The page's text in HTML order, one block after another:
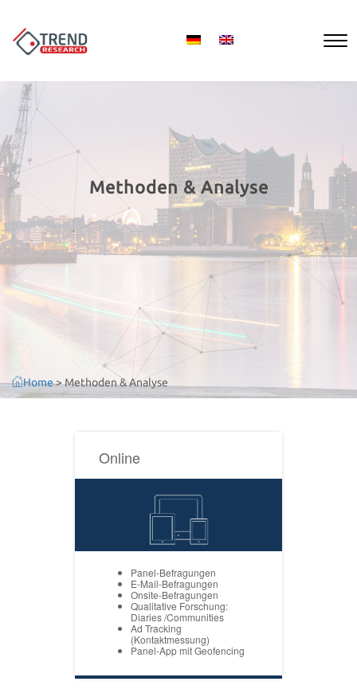
Methoden & Analyse
Home>Methoden & Analyse
Online
Panel-Befragungen
E-Mail-Befragungen
Onsite-Befragungen
Qualitative Forschung:
Diaries /Communities
Ad Tracking
(Kontaktmessung)
Panel-App mit Geofencing